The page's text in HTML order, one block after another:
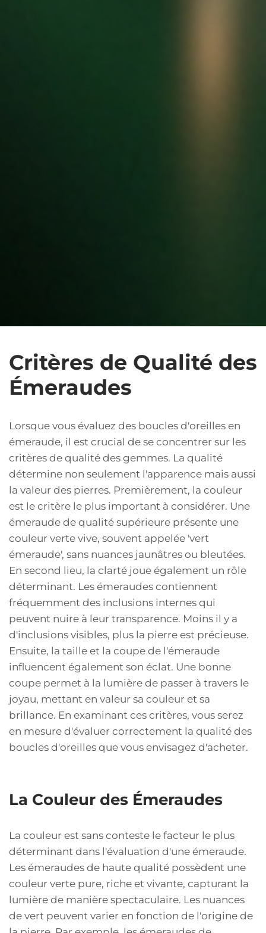
Critères de Qualité des
Émeraudes
Lorsque vous évaluez des boucles d'oreilles en
émeraude, il est crucial de se concentrer sur les
critères de qualité des gemmes. La qualité
détermine non seulement l'apparence mais aussi
la valeur des pierres. Premièrement, la couleur
est le critère le plus important à considérer. Une
émeraude de qualité supérieure présente une
couleur verte vive, souvent appelée 'vert
émeraude', sans nuances jaunâtres ou bleutées.
En second lieu, la clarté joue également un rôle
déterminant. Les émeraudes contiennent
fréquemment des inclusions internes qui
peuvent nuire à leur transparence. Moins il y a
d'inclusions visibles, plus la pierre est précieuse.
Ensuite, la taille et la coupe de l'émeraude
influencent également son éclat. Une bonne
coupe permet à la lumière de passer à travers le
joyau, mettant en valeur sa couleur et sa
brillance. En examinant ces critères, vous serez
en mesure d'évaluer correctement la qualité des
boucles d'oreilles que vous envisagez d'acheter.
La Couleur des Émeraudes
La couleur est sans conteste le facteur le plus
déterminant dans l'évaluation d'une émeraude.
Les émeraudes de haute qualité possèdent une
couleur verte pure, riche et vivante, capturant la
lumière de manière spectaculaire. Les nuances
de vert peuvent varier en fonction de l'origine de